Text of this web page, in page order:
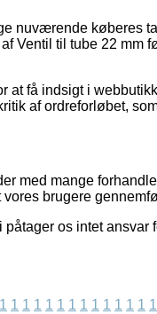
nuværende køberes
Ventil til tube 22 mm
få indsigt i
af ordreforløbet,
med mange
brugere
os intet ansvar
1 1 1 1 1 1 1 1 1 1 1 1 1 1